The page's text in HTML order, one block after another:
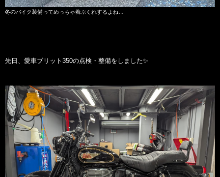
冬のバイク装備ってめっちゃ着ぶくれするよね…
先日、愛車ブリット350の点検・整備をしました✨️